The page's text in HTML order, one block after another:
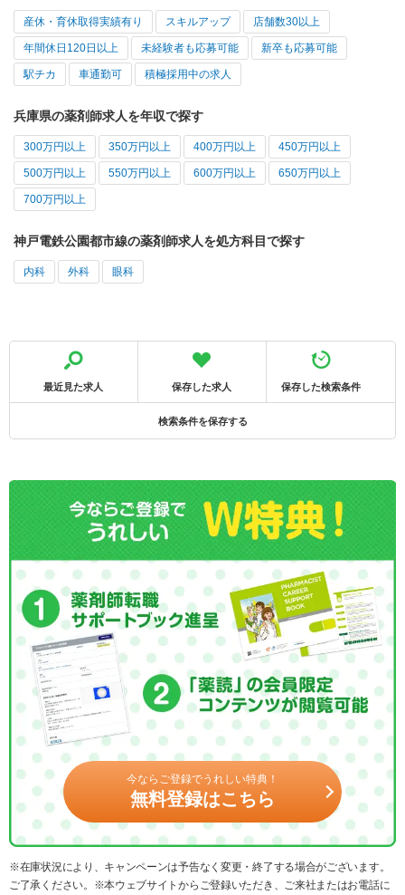
産休・育休取得実績有り スキルアップ 店舗数30以上
年間休日120日以上 未経験者も応募可能 新卒も応募可能
駅チカ 車通勤可 積極採用中の求人
兵庫県の薬剤師求人を年収で探す
300万円以上 350万円以上 400万円以上 450万円以上
500万円以上 550万円以上 600万円以上 650万円以上
700万円以上
神戸電鉄公園都市線の薬剤師求人を処方科目で探す
内科 外科 眼科
最近見た求人 保存した求人 保存した検索条件
検索条件を保存する
今ならご登録でうれしい特典！
無料登録はこちら
※在庫状況により、キャンペーンは予告なく変更・終了する場合がございます。
ご了承ください。※本ウェブサイトからご登録いただき、ご来社またはお電話に